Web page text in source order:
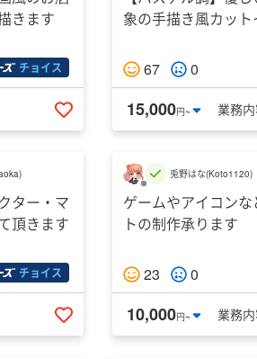
きます
チョイス
いいねする
象の手描き風カッ
67 0
15,000円~ 業務
)
ター・マ
頂きます
チョイス
いいねする
兎野はな(Koto1120)
ゲームやアイコン
トの制作承ります
23 0
10,000円~ 業務